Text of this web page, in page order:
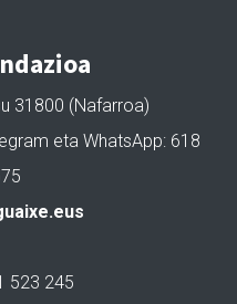
31800 (Nafarroa)
eta WhatsApp: 618
523 245